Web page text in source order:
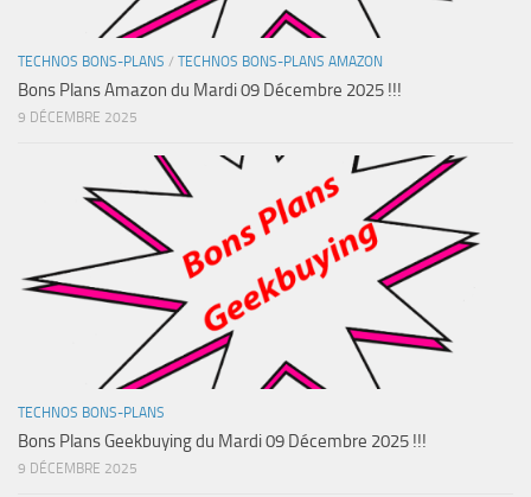
TECHNOS BONS-PLANS / TECHNOS BONS-PLANS AMAZON
Bons Plans Amazon du Mardi 09 Décembre 2025 !!!
9 DÉCEMBRE 2025
TECHNOS BONS-PLANS
Bons Plans Geekbuying du Mardi 09 Décembre 2025 !!!
9 DÉCEMBRE 2025